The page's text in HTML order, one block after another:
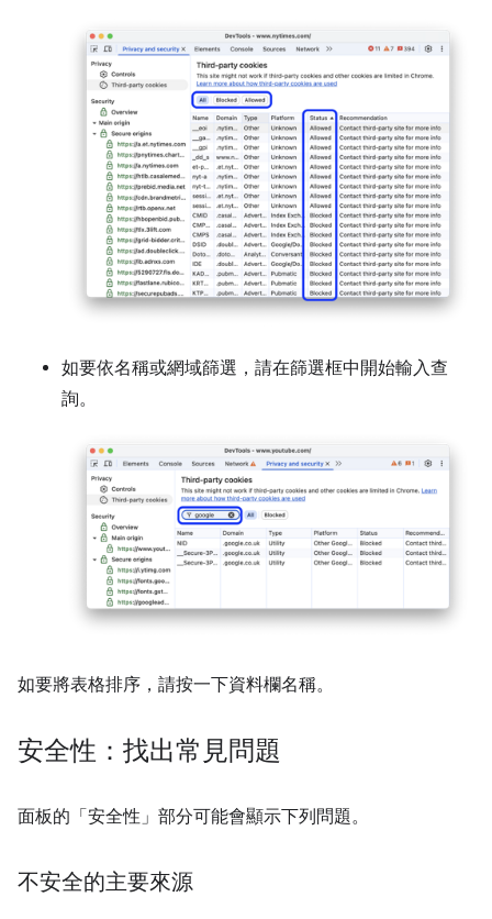
如要依名稱或網域篩選，請在篩選框中開始輸入查
詢。
如要將表格排序，請按一下資料欄名稱。
安全性：找出常見問題
面板的「安全性」 部分可能會顯示下列問題。
不安全的主要來源